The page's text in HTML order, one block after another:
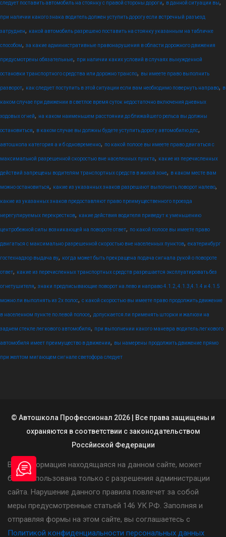
следует поставить автомобиль на стоянку с правой стороны дороги, в данной ситуации вы,
при наличии какого знака водитель должен уступить дорогу если встречный разъезд
затруднен, какой автомобиль разрешено поставить на стоянку указанным на табличке
способом, за какие административные правонарушения в области дорожного движения
предусмотрены обязательные, при наличии каких условий в случаях вынужденной
остановки транспортного средства или дорожно транспо, вы имеете право выполнить
разворот, как следует поступить в этой ситуации если вам необходимо повернуть направо, в
каком случае при движении в светлое время суток недостаточно включения дневных
ходовых огней, на каком наименьшем расстоянии до ближайшего рельса вы должны
остановиться, в каком случае вы должны будете уступить дорогу автомобилю дпс,
автошкола категория а и б одновременно, по какой полосе вы имеете право двигаться с
максимальной разрешенной скоростью вне населенных пункта, какие из перечисленных
действий запрещены водителям транспортных средств в жилой зоне, в каком месте вам
можно остановиться, какие из указанных знаков разрешают выполнить поворот налево,
какие из указанных знаков предоставляют право преимущественного проезда
нерегулируемых перекрестков, какие действия водителя приведут к уменьшению
центробежной силы возникающей на повороте ответ, по какой полосе вы имеете право
двигаться с максимально разрешенной скоростью вне населенных пунктов, екатеринбург
гостехнадзор выдача ву, когда может быть прекращена подача сигнала рукой о повороте
ответ, какие из перечисленных транспортных средств разрешается эксплуатировать без
огнетушителя, знаки предписывающие поворот на лево и направо 4.1.2, 4.1.3,4.1.4 и 4.1.5
можно ли выполнять из 2х полос, с какой скоростью вы имеете право продолжить движение
в населенном пункте по левой полосе, допускается ли применять шторки и жалюзи на
заднем стекле легкового автомобиля, при выполнении какого маневра водитель легкового
автомобиля имеет преимущество в движении, вы намерены продолжить движение прямо
при желтом мигающем сигнале светофора следует
© Автошкола Профессионал 2026 | Все права защищены и
охраняются в соответствии с законодательством
Россйиской Федерации
Вся информация находящаяся на данном сайте, может
быть использована только с разрешения администрации
сайта. Нарушение данного правила повлечет за собой
меры предусмотренные статьей 146 УК РФ. Заполняя и
отправляя формы на этом сайте, вы соглашаетесь с
Политикой конфиденциальности персональных данных